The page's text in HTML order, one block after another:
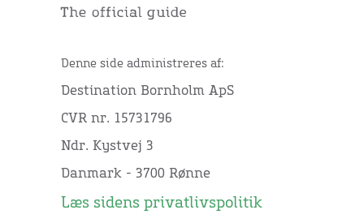
Denne side administreres af:
Destination Bornholm ApS
CVR nr. 15731796
Ndr. Kystvej 3
Danmark - 3700 Rønne
Læs sidens privatlivspolitik